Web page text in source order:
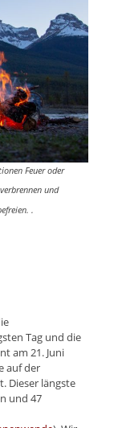
Feuer oder
und
.
Tag und die
am 21. Juni
auf der
Dieser längste
und 47